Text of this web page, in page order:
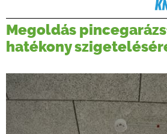
ONLINE
TERVEZÉSI
Megoldás
hatékony